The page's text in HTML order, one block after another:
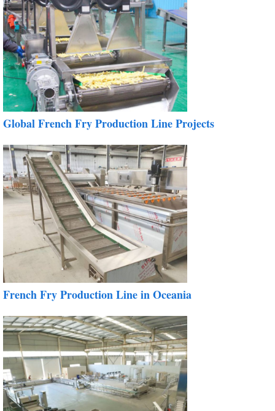
Global French Fry Production Line Projects
French Fry Production Line in Oceania